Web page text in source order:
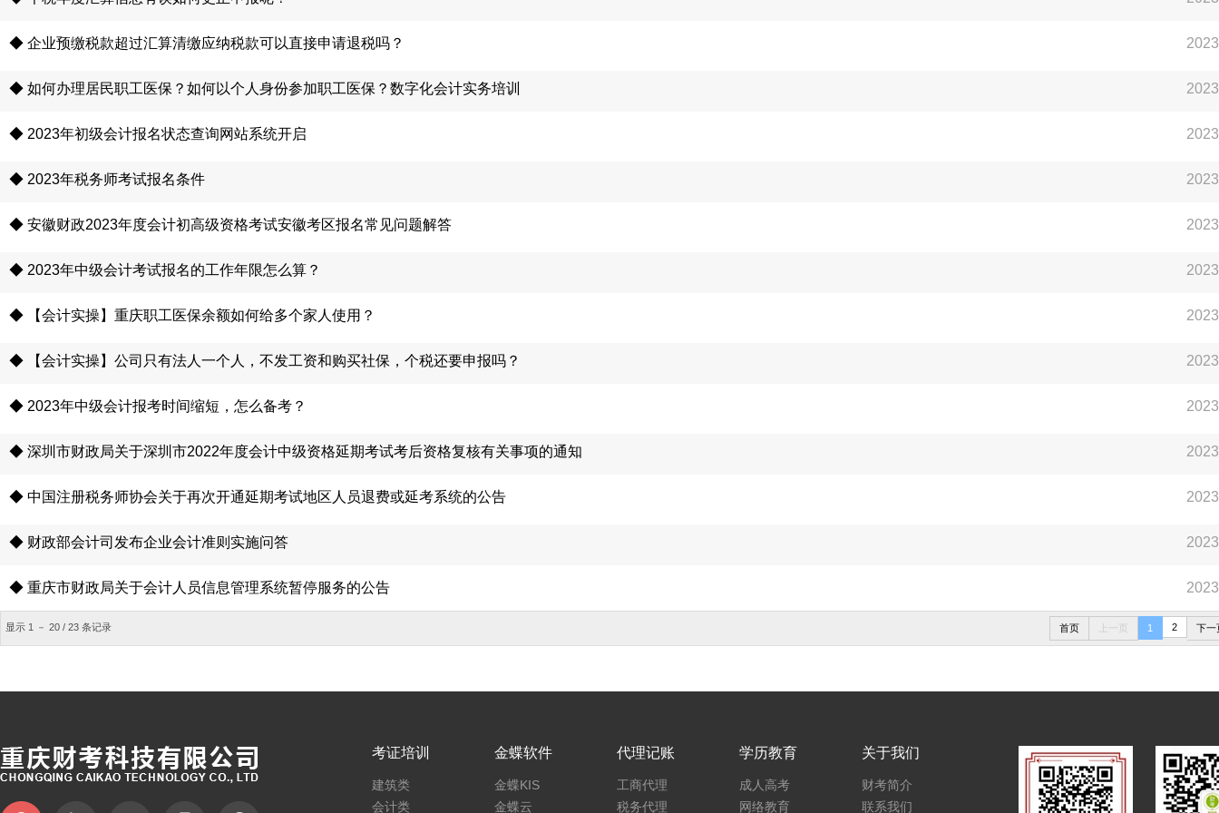
◆ 企业预缴税款超过汇算清缴应纳税款可以直接申请退税吗？
◆ 如何办理居民职工医保？如何以个人身份参加职工医保？数字化会计实务培训
◆ 2023年初级会计报名状态查询网站系统开启
◆ 2023年税务师考试报名条件
◆ 安徽财政2023年度会计初高级资格考试安徽考区报名常见问题解答
◆ 2023年中级会计考试报名的工作年限怎么算？
◆ 【会计实操】重庆职工医保余额如何给多个家人使用？
◆ 【会计实操】公司只有法人一个人，不发工资和购买社保，个税还要申报吗？
◆ 2023年中级会计报考时间缩短，怎么备考？
◆ 深圳市财政局关于深圳市2022年度会计中级资格延期考试考后资格复核有关事项的通知
◆ 中国注册税务师协会关于再次开通延期考试地区人员退费或延考系统的公告
◆ 财政部会计司发布企业会计准则实施问答
◆ 重庆市财政局关于会计人员信息管理系统暂停服务的公告
显示 1 － 20 / 23 条记录 首页 1 2 下一
考证培训
建筑类
会计类
金蝶软件
金蝶KIS
金蝶云
代理记账
工商代理
税务代理
学历教育
成人高考
网络教育
关于我们
财考简介
联系我们